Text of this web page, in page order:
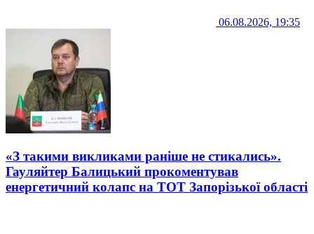
06.08.2026, 19:35
«З такими викликами раніше не стикались».
Гауляйтер Балицький прокоментував
енергетичний колапс на ТОТ Запорізької області